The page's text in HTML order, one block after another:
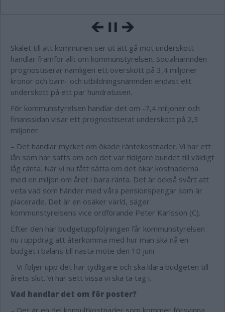
Skälet till att kommunen ser ut att gå mot underskott
handlar framför allt om kommunstyrelsen. Socialnämnden
prognostiserar nämligen ett överskott på 3,4 miljoner
kronor och barn- och utbildningsnämnden endast ett
underskott på ett par hundratusen.
För kommunstyrelsen handlar det om -7,4 miljoner och
finanssidan visar ett prognostiserat underskott på 2,3
miljoner.
– Det handlar mycket om ökade räntekostnader. Vi har ett
lån som har satts om och det var tidigare bundet till väldigt
låg ränta. När vi nu fått sätta om det ökar kostnaderna
med en miljon om året i bara ränta. Det är också svårt att
veta vad som händer med våra pensionspengar som är
placerade. Det är en osäker värld, säger
kommunstyrelsens vice ordförande Peter Karlsson (C).
Efter den här budgetuppföljningen får kommunstyrelsen
nu i uppdrag att återkomma med hur man ska nå en
budget i balans till nästa möte den 10 juni.
– Vi följer upp det här tydligare och ska klara budgeten till
årets slut. Vi har sett vissa vi ska ta tag i.
Vad handlar det om för poster?
– Det är en del konsultkostnader som kommer försvinna.